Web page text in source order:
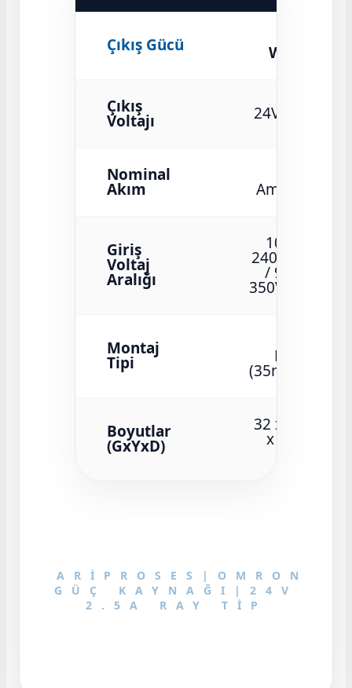
Çıkış Gücü Watt
Çıkış
Voltajı 24V DC
Nominal
Akım Amper
Giriş
Voltaj
Aralığı
100 ~
240VAC
/ 90 ~
350VDC
Montaj
Tipi Rayı
(35mm)
Boyutlar
(GxYxD)
32 x 90
x 110
ARIPROSES|OMRON
GÜÇ KAYNAĞI|24V
2.5A RAY TIP